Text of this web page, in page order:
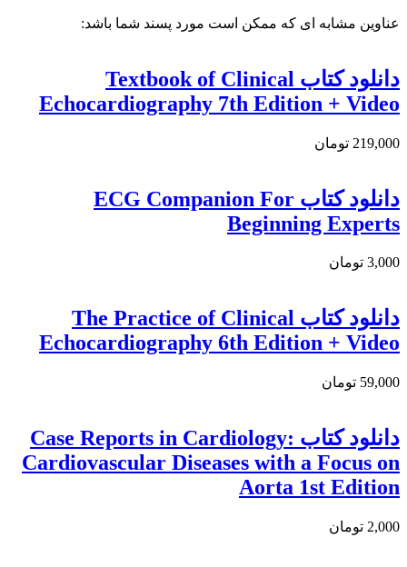
عناوین مشابه ای که ممکن است مورد پسند شما باشد:
دانلود کتاب Textbook of Clinical
Echocardiography 7th Edition + Video
219,000 تومان
دانلود کتاب ECG Companion For
Beginning Experts
3,000 تومان
دانلود کتاب The Practice of Clinical
Echocardiography 6th Edition + Video
59,000 تومان
دانلود کتاب Case Reports in Cardiology:
Cardiovascular Diseases with a Focus on
Aorta 1st Edition
2,000 تومان